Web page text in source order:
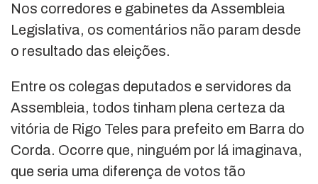
Nos corredores e gabinetes da Assembleia
Legislativa, os comentários não param desde
o resultado das eleições.
Entre os colegas deputados e servidores da
Assembleia, todos tinham plena certeza da
vitória de Rigo Teles para prefeito em Barra do
Corda. Ocorre que, ninguém por lá imaginava,
que seria uma diferença de votos tão